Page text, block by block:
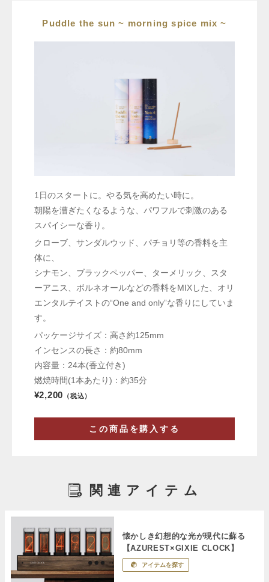
Puddle the sun ~ morning spice mix ~
1日のスタートに。やる気を高めたい時に。
朝陽を漕ぎたくなるような、パワフルで刺激のある
スパイシーな香り。
クローブ、サンダルウッド、パチョリ等の香料を主
体に、
シナモン、ブラックペッパー、ターメリック、スタ
ーアニス、ボルネオールなどの香料をMIXした、オリ
エンタルテイストの“One and only”な香りにしていま
す。
パッケージサイズ：高さ約125mm
インセンスの長さ：約80mm
内容量：24本(香立付き)
燃焼時間(1本あたり)：約35分
¥2,200 （税込）
この商品を購入する
関連アイテム
懐かしき幻想的な光が現代に蘇る
【AZUREST×GIXIE CLOCK】
アイテムを探す